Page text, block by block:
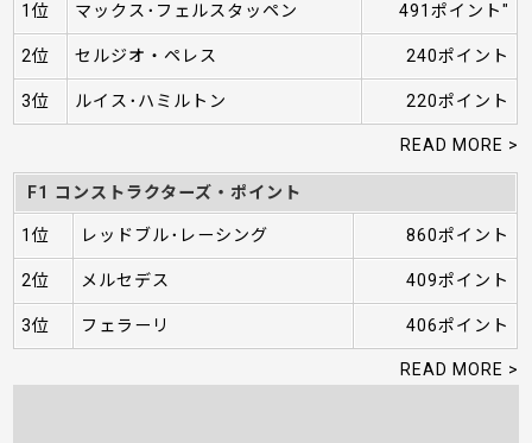
1位 マックス･フェルスタッペン 491ポイント"
2位 セルジオ・ペレス 240ポイント
3位 ルイス･ハミルトン 220ポイント
READ MORE >
F1 コンストラクターズ・ポイント
1位 レッドブル･レーシング 860ポイント
2位 メルセデス 409ポイント
3位 フェラーリ 406ポイント
READ MORE >